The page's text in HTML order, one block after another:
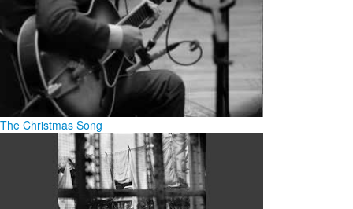
The Christmas Song